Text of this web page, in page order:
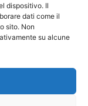
dispositivo. Il
dati come il
sito. Non
su alcune